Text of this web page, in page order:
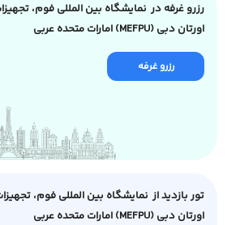
رزرو غرفه در نمایشگاه بین المللی فوم،
اورتان دبی (MEFPU) امارات متحده عربی
رزرو غرفه
تور بازدید از نمایشگاه بین المللی فوم،
اورتان دبی (MEFPU) امارات متحده عربی